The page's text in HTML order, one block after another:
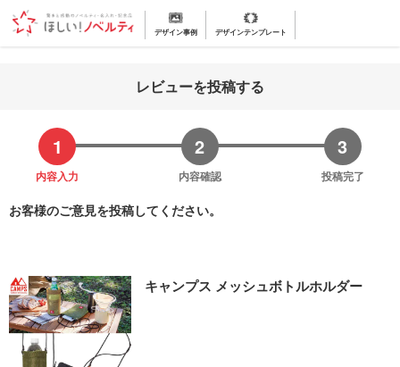
デザイン事例 デザインテンプレート
レビューを投稿する
内容入力 内容確認 投稿完了
お客様のご意見を投稿してください。
キャンプス メッシュボトルホルダー